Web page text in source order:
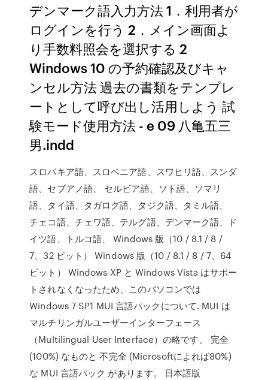
デンマーク語入力方法 1．利用者が
ログインを行う 2．メイン画面よ
り手数料照会を選択する 2
Windows 10 の予約確認及びキャ
ンセル方法 過去の書類をテンプレ
ートとして呼び出し活用しよう 試
験モード使用方法 - e 09 八亀五三
男.indd
スロバキア語、スロベニア語、スワヒリ語、スンダ
語、セブアノ語、 セルビア語、ソト語、ソマリ
語、タイ語、タガログ語、タジク語、タミル語、
チェコ語、チェワ語、テルグ語、デンマーク語、ド
イツ語、トルコ語、 Windows 版（10 / 8.1 / 8 /
7、32 ビット） Windows 版（10 / 8.1 / 8 / 7、64
ビット） Windows XP と Windows Vista はサポー
トされなくなったため、このパソコンでは
Windows 7 SP1 MUI 言語パックについて. MUI は
マルチリンガルユーザーインターフェース
（Multilingual User Interface）の略です。 完全
(100%) なものと 不完全 (Microsoftによれば80%)
な MUI 言語パック があります。 日本語版